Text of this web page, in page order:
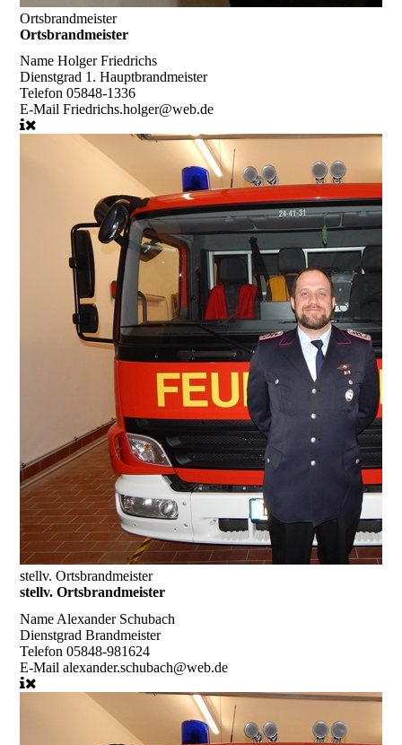
Ortsbrandmeister
Ortsbrandmeister
NameHolger Friedrichs
Dienstgrad 1. Hauptbrandmeister
Telefon05848-1336
E-MailFriedrichs.holger@web.de
stellv. Ortsbrandmeister
stellv. Ortsbrandmeister
Name Alexander Schubach
DienstgradBrandmeister
Telefon05848-981624
E-Mailalexander.schubach@web.de